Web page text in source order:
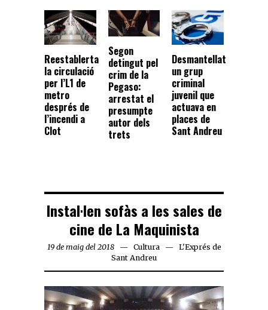
Reestablerta
la circulació
per l’L1 de
metro
després de
l’incendi a
Clot
Segon
detingut pel
crim de la
Pegaso:
arrestat el
presumpte
autor dels
trets
Desmantellat
un grup
criminal
juvenil que
actuava en
places de
Sant Andreu
Instal·len sofàs a les sales de
cine de La Maquinista
19 de maig del 2018 Cultura
L'Exprés de
Sant Andreu